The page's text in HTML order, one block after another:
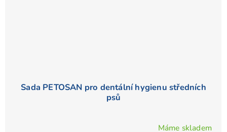
Sada PETOSAN pro dentální hygienu středních
psů
Máme skladem